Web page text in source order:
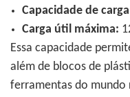
Capacidade de
Carga útil máxima:
Essa capacidade
além de blocos de
ferramentas do mundo